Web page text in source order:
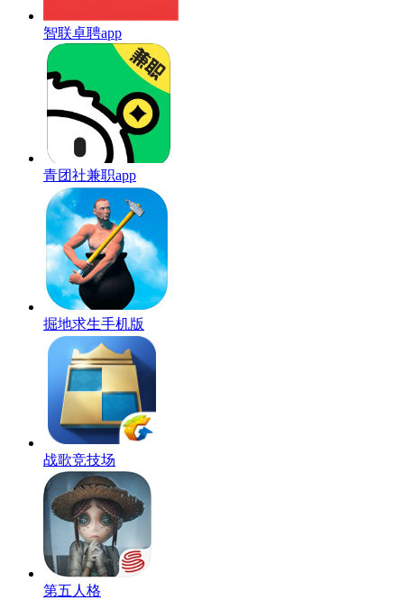
智联卓聘app
青团社兼职app
掘地求生手机版
战歌竞技场
第五人格